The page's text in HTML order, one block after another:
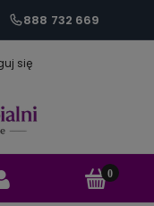
888 732 669
się